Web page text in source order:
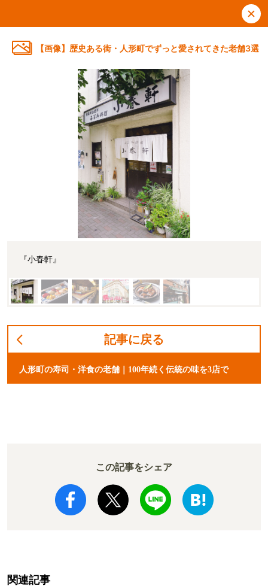
【画像】歴史ある街・人形町でずっと愛されてきた老舗3選
『小春軒』
記事に戻る
人形町の寿司・洋食の老舗｜100年続く伝統の味を3店で
この記事をシェア
関連記事